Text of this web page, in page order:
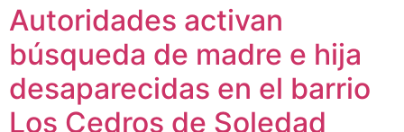
Autoridades activan
búsqueda de madre e hija
desaparecidas en el barrio
Los Cedros de Soledad